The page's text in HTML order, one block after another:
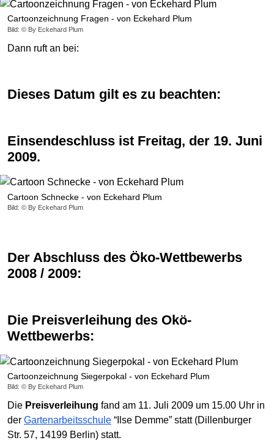
Cartoonzeichnung Fragen - von Eckehard Plum
Bild: © By Eckehard Plum
Dann ruft an bei:
Dieses Datum gilt es zu beachten:
Einsendeschluss ist Freitag, der 19. Juni
2009.
Cartoon Schnecke - von Eckehard Plum
Bild: © By Eckehard Plum
Der Abschluss des Öko-Wettbewerbs
2008 / 2009:
Die Preisverleihung des Okö-
Wettbewerbs:
Cartoonzeichnung Siegerpokal - von Eckehard Plum
Bild: © By Eckehard Plum
Die Preisverleihung fand am 11. Juli 2009 um 15.00 Uhr in
der Gartenarbeitsschule “Ilse Demme” statt (Dillenburger
Str. 57, 14199 Berlin) statt.